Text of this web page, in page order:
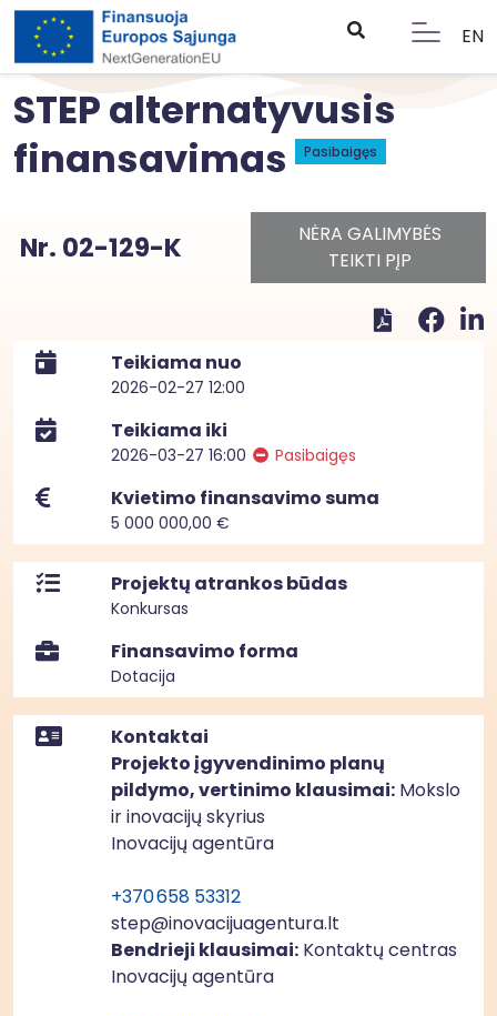
EN
STEP alternatyvusis
finansavimas
Pasibaigęs
Nr. 02-129-K
NĖRA GALIMYBĖS
TEIKTI PĮP
Teikiama nuo
2026-02-27 12:00
Teikiama iki
2026-03-27 16:00 Pasibaigęs
Kvietimo finansavimo suma
5 000 000,00 €
Projektų atrankos būdas
Konkursas
Finansavimo forma
Dotacija
Kontaktai
Projekto įgyvendinimo planų
pildymo, vertinimo klausimai:Mokslo
ir inovacijų skyrius
Inovacijų agentūra
+370 658 53312
step@inovacijuagentura.lt
Bendrieji klausimai:Kontaktų centras
Inovacijų agentūra